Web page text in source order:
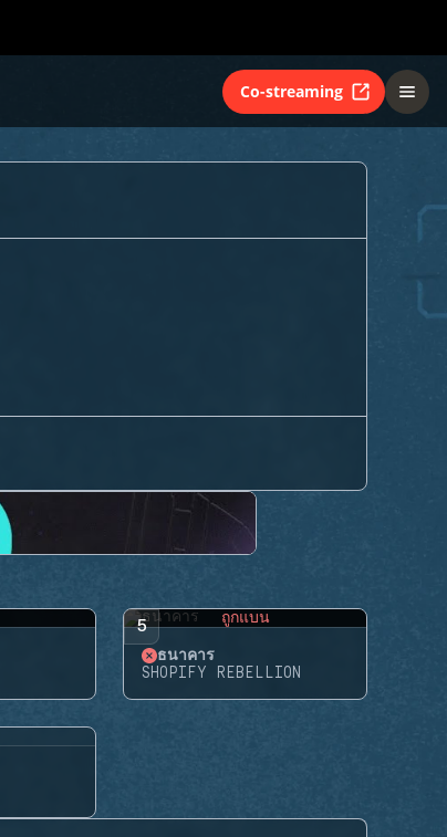
Co-streaming
5 ถูกแบน
ธนาคาร
SHOPIFY REBELLION